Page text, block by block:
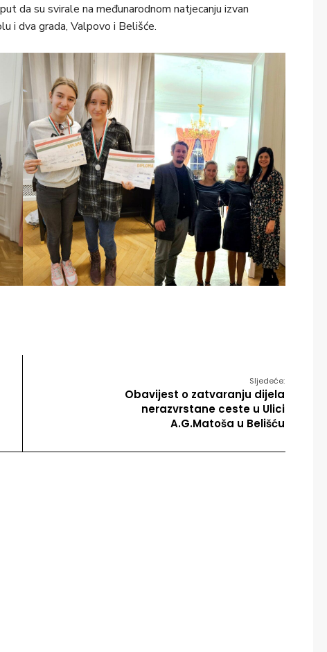
da su svirale na međunarodnom natjecanju izvan
i dva grada, Valpovo i Belišće.
Sljedeće:
Obavijest o zatvaranju dijela
nerazvrstane ceste u Ulici
A.G.Matoša u Belišću